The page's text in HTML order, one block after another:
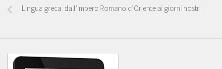
Lingua greca: dall’Impero Romano d’Oriente ai giorni nostri